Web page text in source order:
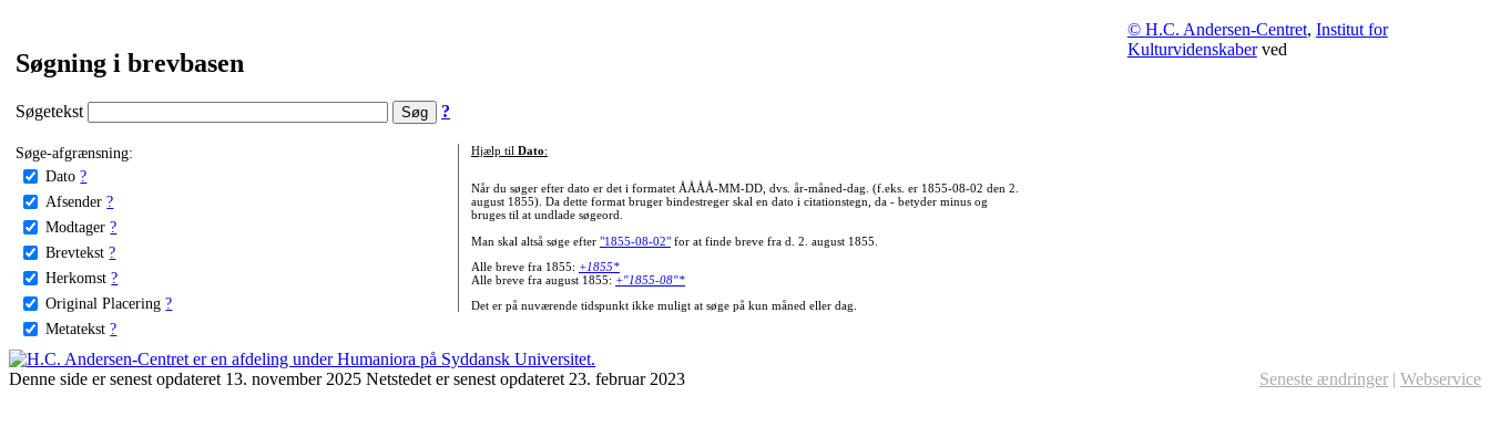
Søgning i brevbasen
Søgetekst ?
Søge-afgrænsning:
Dato ?
Afsender ?
Modtager ?
Brevtekst ?
Herkomst ?
Original Placering ?
Metatekst ?
Hjælp til Dato:
Når du søger efter dato er det i formatet ÅÅÅÅ-MM-DD, dvs. år-måned-dag. (f.eks. er 1855-08-02 den 2.
august 1855). Da dette format bruger bindestreger skal en dato i citationstegn, da - betyder minus og
bruges til at undlade søgeord.
Man skal altså søge efter "1855-08-02"for at finde breve fra d. 2. august 1855.
Alle breve fra 1855: +1855*
Alle breve fra august 1855: +"1855-08"*
Det er på nuværende tidspunkt ikke muligt at søge på kun måned eller dag.
© H.C. Andersen-Centret, Institut for
Kulturvidenskaberved
Denne side er senest opdateret 13. november 2025 Netstedet er senest opdateret 23. februar 2023 Seneste ændringer | Webservice